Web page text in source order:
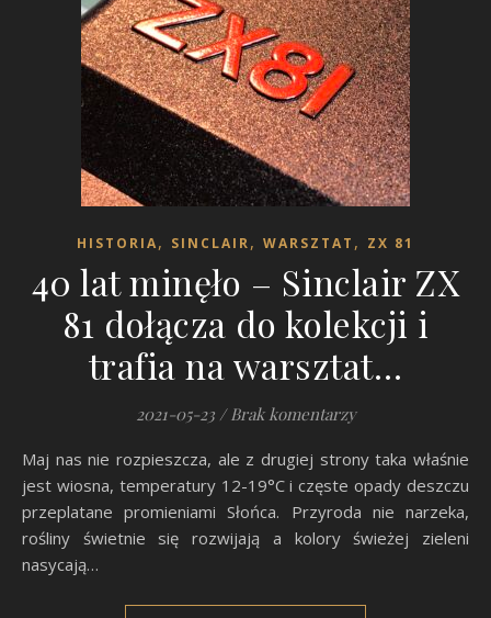
HISTORIA, SINCLAIR, WARSZTAT , ZX 81
40 lat minęło – Sinclair ZX
81 dołącza do kolekcji i
trafia na warsztat…
2021-05-23 / Brak komentarzy
Maj nas nie rozpieszcza, ale z drugiej strony taka właśnie
jest wiosna, temperatury 12-19°C i częste opady deszczu
przeplatane promieniami Słońca. Przyroda nie narzeka,
rośliny świetnie się rozwijają a kolory świeżej zieleni
nasycają…